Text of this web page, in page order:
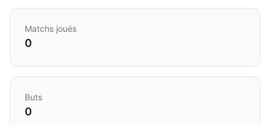
Matchs joués
0
Buts
0